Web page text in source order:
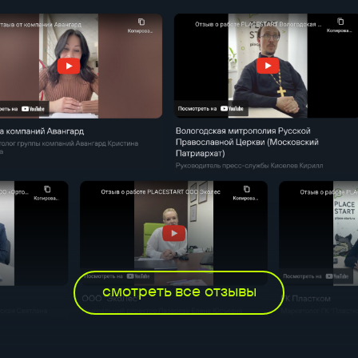
смотреть все отзывы